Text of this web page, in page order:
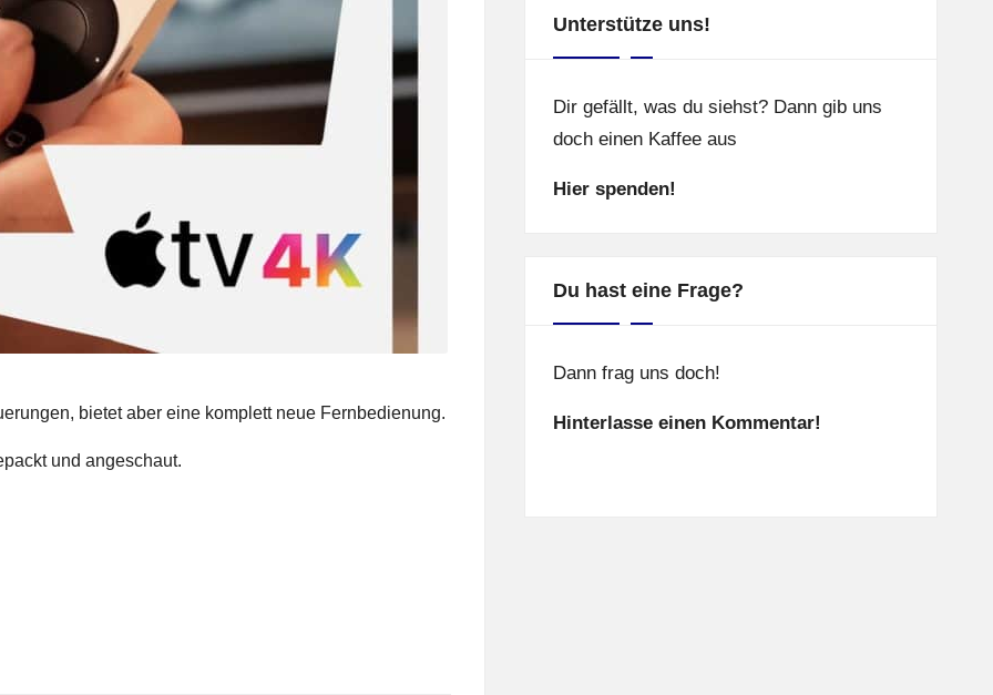
bietet aber eine komplett neue Fernbedienung.
und angeschaut.
Unterstütze uns!
Dir gefällt, was du siehst? Dann gib uns
doch einen Kaffee aus
Hier spenden!
Du hast eine Frage?
Dann frag uns doch!
Hinterlasse einen Kommentar!